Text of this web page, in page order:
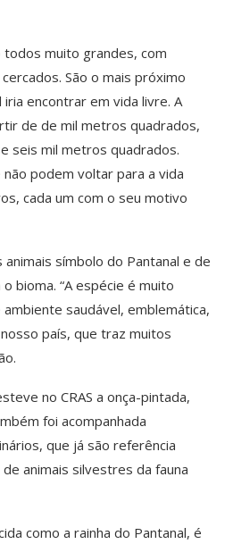
muito grandes, com
São o mais próximo
encontrar em vida livre. A
de de mil metros quadrados,
seis mil metros quadrados.
podem voltar para a vida
cada um com o seu motivo
símbolo do Pantanal e de
bioma. “A espécie é muito
saudável, emblemática,
país, que traz muitos
no CRAS a onça-pintada,
foi acompanhada
que já são referência
animais silvestres da fauna
como a rainha do Pantanal, é